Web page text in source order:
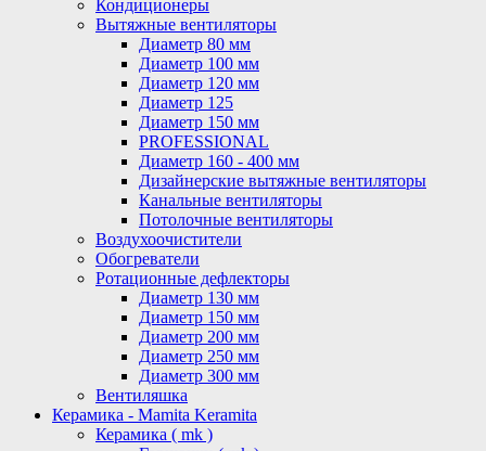
Кондиционеры
Вытяжные вентиляторы
Диаметр 80 мм
Диаметр 100 мм
Диаметр 120 мм
Диаметр 125
Диаметр 150 мм
PROFESSIONAL
Диаметр 160 - 400 мм
Дизайнерские вытяжные вентиляторы
Канальные вентиляторы
Потолочные вентиляторы
Воздухоочистители
Обогреватели
Ротационные дефлекторы
Диаметр 130 мм
Диаметр 150 мм
Диаметр 200 мм
Диаметр 250 мм
Диаметр 300 мм
Вентиляшка
Керамика - Mamita Keramita
Керамика ( mk )